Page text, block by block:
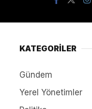
KATEGORİLER
Gündem
Yerel Yönetimler